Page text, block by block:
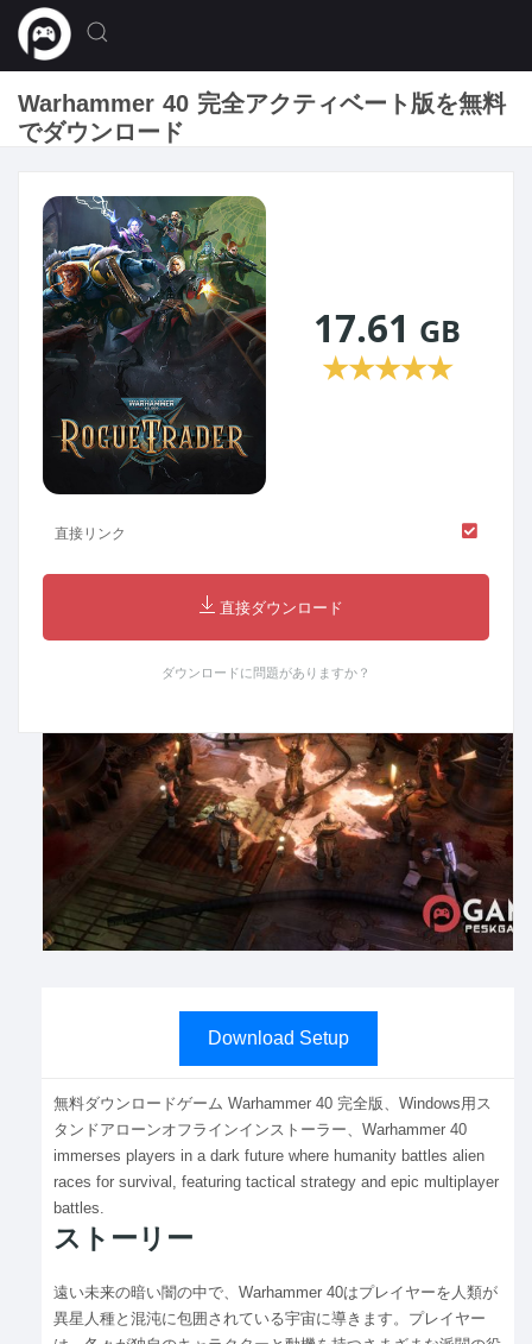
Warhammer 40 完全アクティベート版を無料
でダウンロード
Download Setup
無料ダウンロードゲーム Warhammer 40 完全版、Windows用ス
タンドアローンオフラインインストーラー、Warhammer 40
immerses players in a dark future where humanity battles alien
races for survival, featuring tactical strategy and epic multiplayer
battles.
ストーリー
遠い未来の暗い闇の中で、Warhammer 40はプレイヤーを人類が
異星人種と混沌に包囲されている宇宙に導きます。プレイヤー
17.61 GB
★★★★★
直接リンク
直接ダウンロード
ダウンロードに問題がありますか？